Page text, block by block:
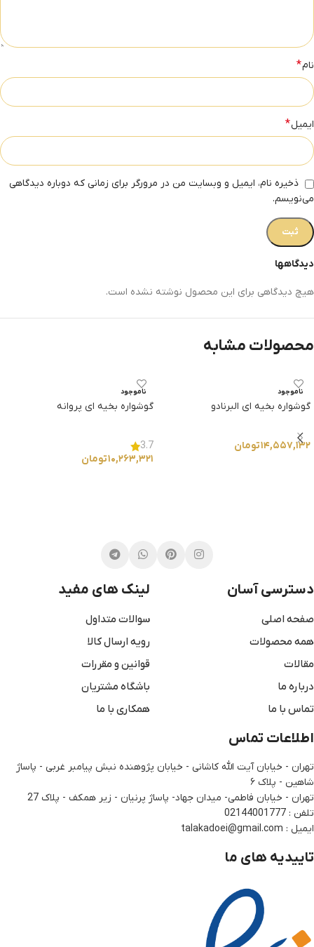
دیدگاهها
هیچ دیدگاهی برای این محصول نوشته نشده است.
نام*
ایمیل*
ذخیره نام، ایمیل و وبسایت من در مرورگر برای زمانی که دوباره دیدگاهی
می‌نویسم.
محصولات مشابه
ناموجود
گوشواره بخیه ای البرنادو
۱۴,۵۵۷,۱۳۲تومان
ناموجود
گوشواره بخیه ای پروانه
3.7
۱۰,۲۶۳,۳۲۱تومان
دسترسی آسان
صفحه اصلی
همه محصولات
مقالات
درباره ما
تماس با ما
لینک های مفید
سوالات متداول
رویه ارسال کالا
قوانین و مقررات
باشگاه مشتریان
همکاری با ما
اطلاعات تماس
تهران - خیابان آیت الله کاشانی - خیابان پژوهنده نبش پیامبر غربی - پاساژ
شاهین - پلاک ۶
تهران - خیابان فاطمی- میدان جهاد- پاساژ پرنیان - زیر همکف - پلاک 27
تلفن : 02144001777
ایمیل : talakadoei@gmail.com
تاییدیه های ما